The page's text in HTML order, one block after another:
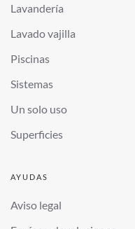
Lavandería
Lavado vajilla
Piscinas
Sistemas
Un solo uso
Superficies
AYUDAS
Aviso legal